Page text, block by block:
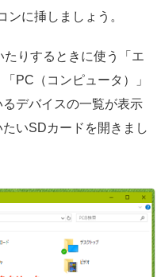
ンに挿しましょう。
りするときに使う「エ
PC（コンピュータ）」
デバイスの一覧が表示
いSDカードを開きまし